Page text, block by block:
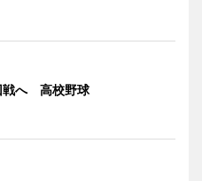
戦へ 高校野球